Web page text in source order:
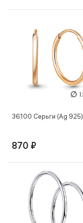
36100 Серьги (Ag 925)
870 ₽